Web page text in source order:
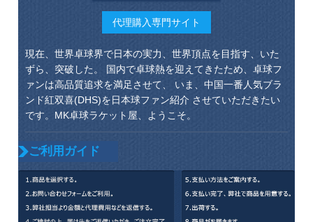
代理購入専門サイト
現在、世界卓球界で日本の実力、世界頂点を目指す、いた
ずら、突破した。 国内で卓球熱を迎えてきたため、卓球フ
ァンは高品質追求を満足させて、 いま、中国一番人気ブラ
ンド紅双喜(DHS)を日本球ファン紹介 させていただきたい
です。MK卓球ラケット屋、ようこそ。
ご利用ガイド